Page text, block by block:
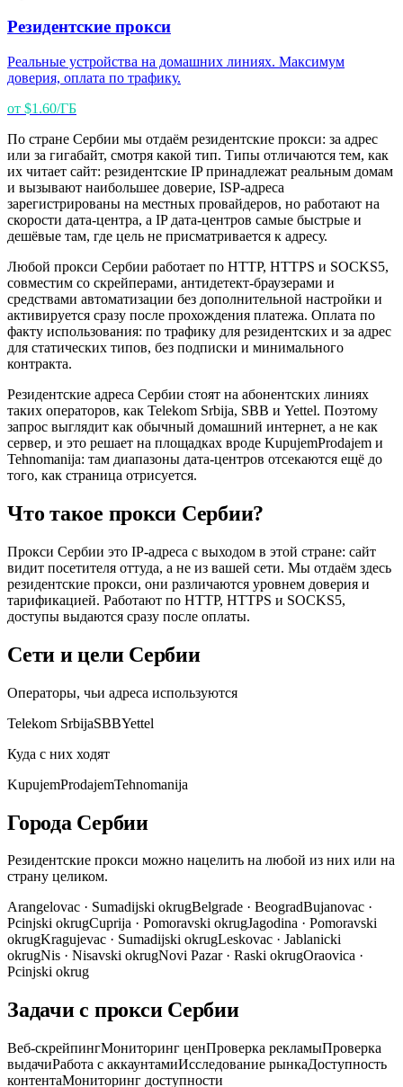
Резидентские прокси
Реальные устройства на домашних линиях. Максимум
доверия, оплата по трафику.
от $1.60/ГБ
По стране Сербии мы отдаём резидентские прокси: за адрес
или за гигабайт, смотря какой тип. Типы отличаются тем, как
их читает сайт: резидентские IP принадлежат реальным домам
и вызывают наибольшее доверие, ISP-адреса
зарегистрированы на местных провайдеров, но работают на
скорости дата-центра, а IP дата-центров самые быстрые и
дешёвые там, где цель не присматривается к адресу.
Любой прокси Сербии работает по HTTP, HTTPS и SOCKS5,
совместим со скрейперами, антидетект-браузерами и
средствами автоматизации без дополнительной настройки и
активируется сразу после прохождения платежа. Оплата по
факту использования: по трафику для резидентских и за адрес
для статических типов, без подписки и минимального
контракта.
Резидентские адреса Сербии стоят на абонентских линиях
таких операторов, как Telekom Srbija, SBB и Yettel. Поэтому
запрос выглядит как обычный домашний интернет, а не как
сервер, и это решает на площадках вроде KupujemProdajem и
Tehnomanija: там диапазоны дата-центров отсекаются ещё до
того, как страница отрисуется.
Что такое прокси Сербии?
Прокси Сербии это IP-адреса с выходом в этой стране: сайт
видит посетителя оттуда, а не из вашей сети. Мы отдаём здесь
резидентские прокси, они различаются уровнем доверия и
тарификацией. Работают по HTTP, HTTPS и SOCKS5,
доступы выдаются сразу после оплаты.
Сети и цели Сербии
Операторы, чьи адреса используются
Telekom SrbijaSBBYettel
Куда с них ходят
KupujemProdajemTehnomanija
Города Сербии
Резидентские прокси можно нацелить на любой из них или на
страну целиком.
Arangelovac · Sumadijski okrugBelgrade · BeogradBujanovac ·
Pcinjski okrugCuprija · Pomoravski okrugJagodina · Pomoravski
okrugKragujevac · Sumadijski okrugLeskovac · Jablanicki
okrugNis · Nisavski okrugNovi Pazar· Raski okrugOraovica ·
Pcinjski okrug
Задачи с прокси Сербии
Веб-скрейпингМониторинг ценПроверка рекламыПроверка
выдачиРабота с аккаунтамиИсследование рынкаДоступность
контентаМониторинг доступности